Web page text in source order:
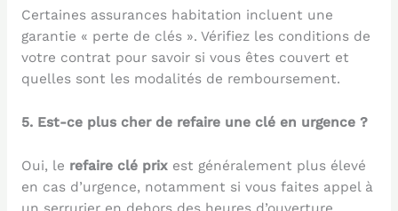
Certaines assurances habitation incluent une
garantie « perte de clés ». Vérifiez les conditions de
votre contrat pour savoir si vous êtes couvert et
quelles sont les modalités de remboursement.
5. Est-ce plus cher de refaire une clé en urgence ?
Oui, le refaire clé prixest généralement plus élevé
en cas d’urgence, notamment si vous faites appel à